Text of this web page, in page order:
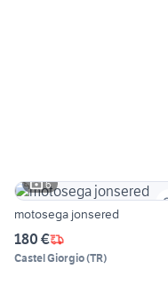
6
motosega jonsered
180 €
Castel Giorgio(TR)